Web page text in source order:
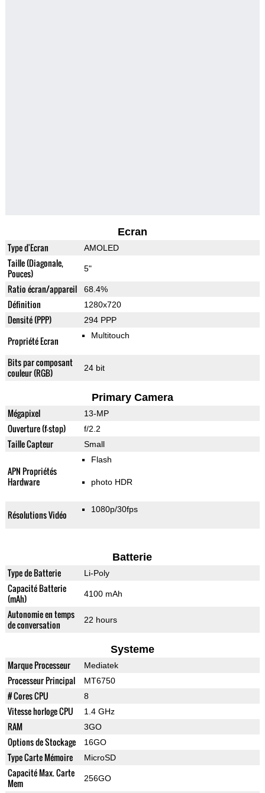
Ecran
Type d'Ecran AMOLED
Taille (Diagonale,
Pouces)
5"
Ratio écran/appareil 68.4%
Définition 1280x720
Densité (PPP) 294 PPP
Propriété Ecran Multitouch
Bits par composant
couleur (RGB)
24 bit
Primary Camera
Mégapixel 13-MP
Ouverture (f-stop) f/2.2
Taille Capteur Small
APN Propriétés
Hardware
Flash
photo HDR
Résolutions Vidéo 1080p/30fps
Batterie
Type de Batterie Li-Poly
Capacité Batterie
(mAh)
4100 mAh
Autonomie en temps
de conversation
22 hours
Systeme
Marque Processeur Mediatek
Processeur Principal MT6750
# Cores CPU 8
Vitesse horloge CPU 1.4 GHz
RAM 3GO
Options de Stockage 16GO
Type Carte Mémoire MicroSD
Capacité Max. Carte
Mem
256GO